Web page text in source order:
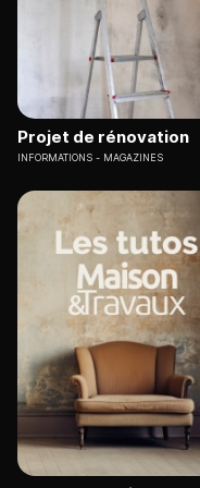
Projet de rénovation
INFORMATIONS MAGAZINES